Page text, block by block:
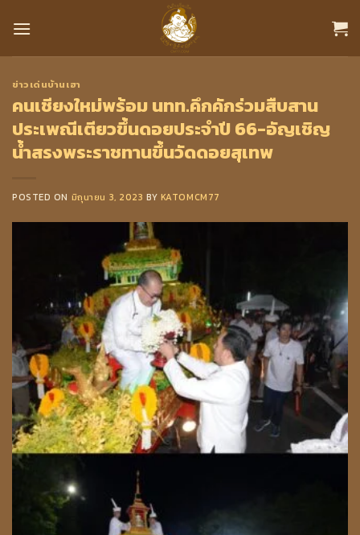
ข่าวเด่นบ้านเฮา
คนเชียงใหม่พร้อม นทท.คึกคักร่วมสืบสาน
ประเพณีเตียวขึ้นดอยประจำปี 66-อัญเชิญ
น้ำสรงพระราชทานขึ้นวัดดอยสุเทพ
POSTED ON มิถุนายน 3, 2023 BY KATOMCM77